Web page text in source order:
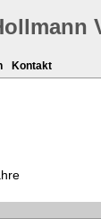
Kontakt